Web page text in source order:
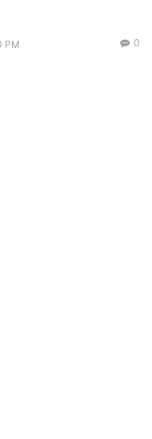
PM 0